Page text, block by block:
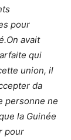
pour
avait
qui
union, il
da
personne ne
la Guinée
pour